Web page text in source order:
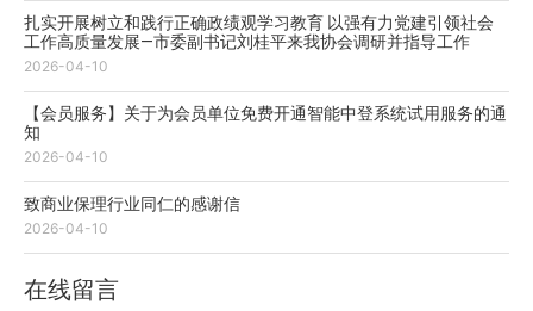
扎实开展树立和践行正确政绩观学习教育 以强有力党建引领社会
工作高质量发展—市委副书记刘桂平来我协会调研并指导工作
2026-04-10
【会员服务】关于为会员单位免费开通智能中登系统试用服务的通
知
2026-04-10
致商业保理行业同仁的感谢信
2026-04-10
在线留言